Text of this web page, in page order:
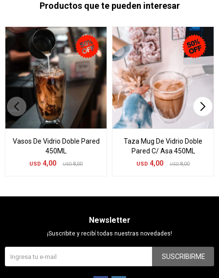
Productos que te pueden interesar
Vasos De Vidrio Doble Pared
450ML
USD 4,00 USD 8,00
Taza Mug De Vidrio Doble
Pared C/ Asa 450ML
USD 4,00 USD 8,00
Newsletter
¡Suscribite y recibí todas nuestras novedades!
SUSCRIBIRME